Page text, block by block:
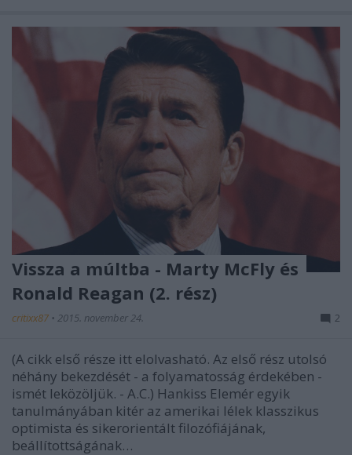
Vissza a múltba - Marty McFly és
Ronald Reagan (2. rész)
critixx87 • 2015. november 24. 2
(A cikk első része itt elolvasható. Az első rész utolsó
néhány bekezdését - a folyamatosság érdekében -
ismét leközöljük. - A.C.) Hankiss Elemér egyik
tanulmányában kitér az amerikai lélek klasszikus
optimista és sikerorientált filozófiájának,
beállítottságának…